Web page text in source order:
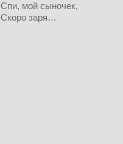
Спи, мой сыночек,
Скоро заря…